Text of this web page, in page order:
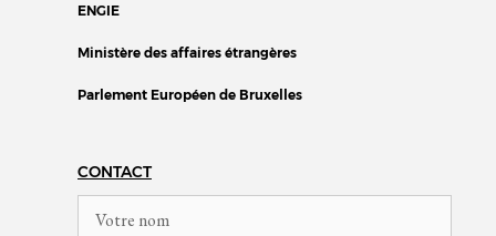
ENGIE
Ministère des affaires étrangères
Parlement Européen de Bruxelles
CONTACT